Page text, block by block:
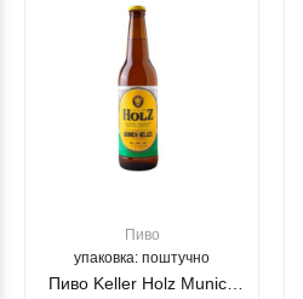
Пиво
упаковка: поштучно
Пиво Keller Holz Munich